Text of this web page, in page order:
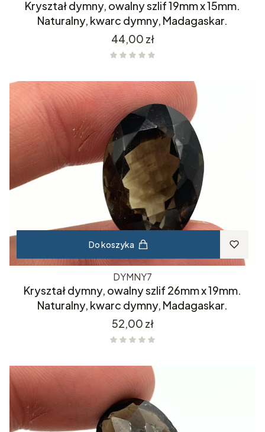
Kryształ dymny, owalny szlif 19mm x 15mm.
Naturalny, kwarc dymny, Madagaskar.
Cena
44,00 zł
Do koszyka
DYMNY7
Kryształ dymny, owalny szlif 26mm x 19mm.
Naturalny, kwarc dymny, Madagaskar.
Cena
52,00 zł